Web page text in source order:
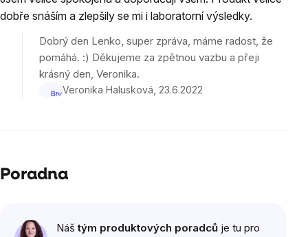
je
dobře snáším a zlepšily se mi i laboratorní výsledky.
Veronika Halusková 23.6.2022
Dobrý den Lenko, super zpráva, máme radost, že
pomáhá. :) Děkujeme za zpětnou vazbu a přeji
krásný den, Veronika.
Poradna
Náštým produktových poradců je tu pro